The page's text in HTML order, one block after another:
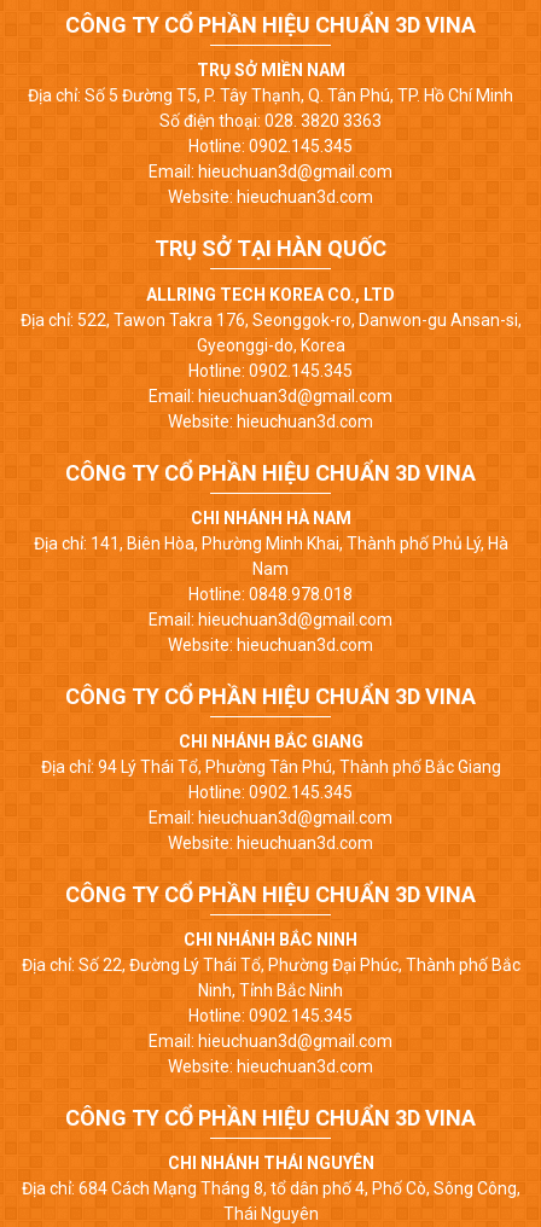
CÔNG TY CỔ PHẦN HIỆU CHUẨN 3D VINA
TRỤ SỞ MIỀN NAM
Địa chỉ: Số 5 Đường T5, P. Tây Thạnh, Q. Tân Phú, TP. Hồ Chí Minh
Số điện thoại: 028. 3820 3363
Hotline: 0902.145.345
Email: hieuchuan3d@gmail.com
Website: hieuchuan3d.com
TRỤ SỞ TẠI HÀN QUỐC
ALLRING TECH KOREA CO., LTD
Địa chỉ: 522, Tawon Takra 176, Seonggok-ro, Danwon-gu Ansan-si,
Gyeonggi-do, Korea
Hotline: 0902.145.345
Email: hieuchuan3d@gmail.com
Website: hieuchuan3d.com
CÔNG TY CỔ PHẦN HIỆU CHUẨN 3D VINA
CHI NHÁNH HÀ NAM
Địa chỉ: 141, Biên Hòa, Phường Minh Khai, Thành phố Phủ Lý, Hà
Nam
Hotline: 0848.978.018
Email: hieuchuan3d@gmail.com
Website: hieuchuan3d.com
CÔNG TY CỔ PHẦN HIỆU CHUẨN 3D VINA
CHI NHÁNH BẮC GIANG
Địa chỉ: 94 Lý Thái Tổ, Phường Tân Phú, Thành phố Bắc Giang
Hotline: 0902.145.345
Email: hieuchuan3d@gmail.com
Website: hieuchuan3d.com
CÔNG TY CỔ PHẦN HIỆU CHUẨN 3D VINA
CHI NHÁNH BẮC NINH
Địa chỉ: Số 22, Đường Lý Thái Tổ, Phường Đại Phúc, Thành phố Bắc
Ninh, Tỉnh Bắc Ninh
Hotline: 0902.145.345
Email: hieuchuan3d@gmail.com
Website: hieuchuan3d.com
CÔNG TY CỔ PHẦN HIỆU CHUẨN 3D VINA
CHI NHÁNH THÁI NGUYÊN
Địa chỉ: 684 Cách Mạng Tháng 8, tổ dân phố 4, Phố Cò, Sông Công,
Thái Nguyên